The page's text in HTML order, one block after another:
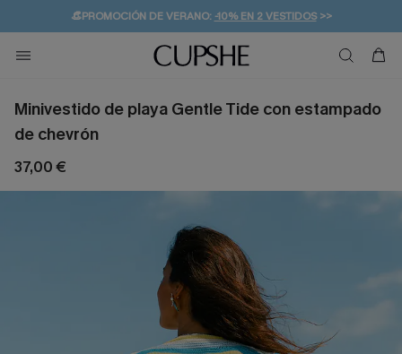
👒PROMOCIÓN DE VERANO:-10% EN 2 VESTIDOS>>
💌¡SUSCRIBIRSE & GANAR -10% EXTRA!
🚚ENVÍO GRATUITO A PARTIR DE 49 € >>
Minivestido de playa Gentle Tide con estampado
de chevrón
37,00 €